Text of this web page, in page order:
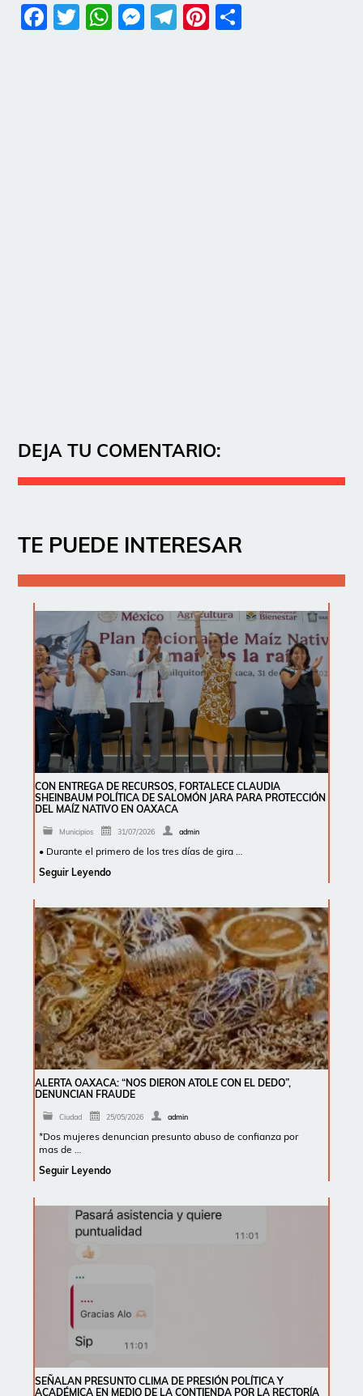
Facebook
Twitter
WhatsApp
Messenger
Telegram
Pinterest
DEJA TU COMENTARIO:
TE PUEDE INTERESAR
CON ENTREGA DE RECURSOS, FORTALECE CLAUDIA
SHEINBAUM POLÍTICA DE SALOMÓN JARA PARA PROTECCIÓN
DEL MAÍZ NATIVO EN OAXACA
Municipios 31/07/2026 admin
• Durante el primero de los tres días de gira …
Seguir Leyendo
ALERTA OAXACA: “NOS DIERON ATOLE CON EL DEDO”,
DENUNCIAN FRAUDE
Ciudad 25/05/2026 admin
*Dos mujeres denuncian presunto abuso de confianza por
mas de …
Seguir Leyendo
SEÑALAN PRESUNTO CLIMA DE PRESIÓN POLÍTICA Y
ACADÉMICA EN MEDIO DE LA CONTIENDA POR LA RECTORÍA